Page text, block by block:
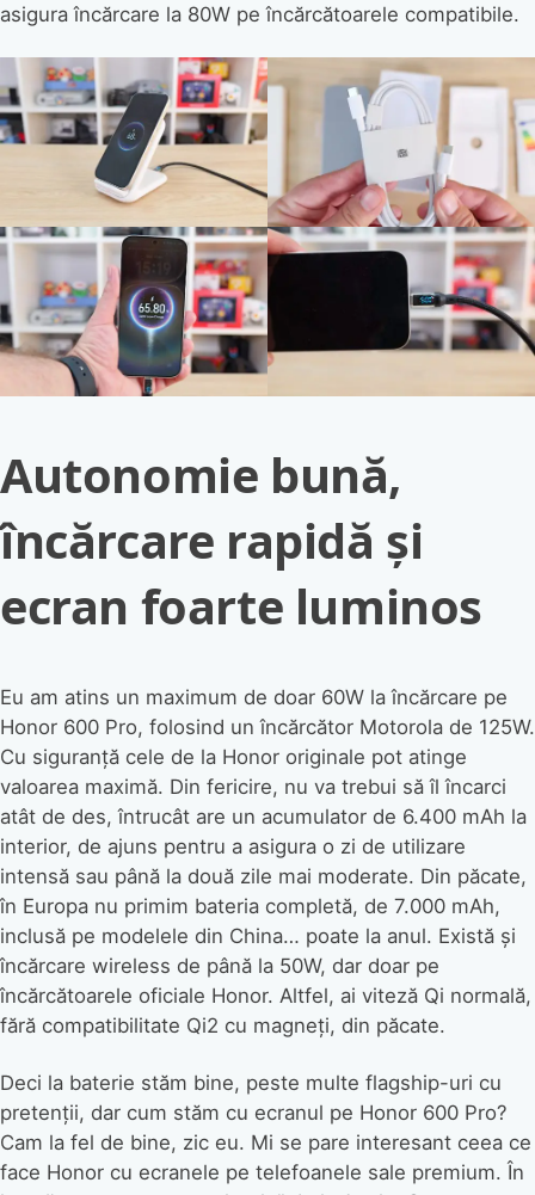
asigura încărcare la 80W pe încărcătoarele compatibile.
Autonomie bună,
încărcare rapidă și
ecran foarte luminos
Eu am atins un maximum de doar 60W la încărcare pe
Honor 600 Pro, folosind un încărcător Motorola de 125W.
Cu siguranță cele de la Honor originale pot atinge
valoarea maximă. Din fericire, nu va trebui să îl încarci
atât de des, întrucât are un acumulator de 6.400 mAh la
interior, de ajuns pentru a asigura o zi de utilizare
intensă sau până la două zile mai moderate. Din păcate,
în Europa nu primim bateria completă, de 7.000 mAh,
inclusă pe modelele din China… poate la anul. Există și
încărcare wireless de până la 50W, dar doar pe
încărcătoarele oficiale Honor. Altfel, ai viteză Qi normală,
fără compatibilitate Qi2 cu magneți, din păcate.
Deci la baterie stăm bine, peste multe flagship-uri cu
pretenții, dar cum stăm cu ecranul pe Honor 600 Pro?
Cam la fel de bine, zic eu. Mi se pare interesant ceea ce
face Honor cu ecranele pe telefoanele sale premium. În